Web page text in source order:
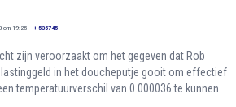
om 19:25 + 535745
zijn veroorzaakt om het gegeven dat Rob
in het doucheputje gooit om effectief
temperatuurverschil van 0.000036 te kunnen